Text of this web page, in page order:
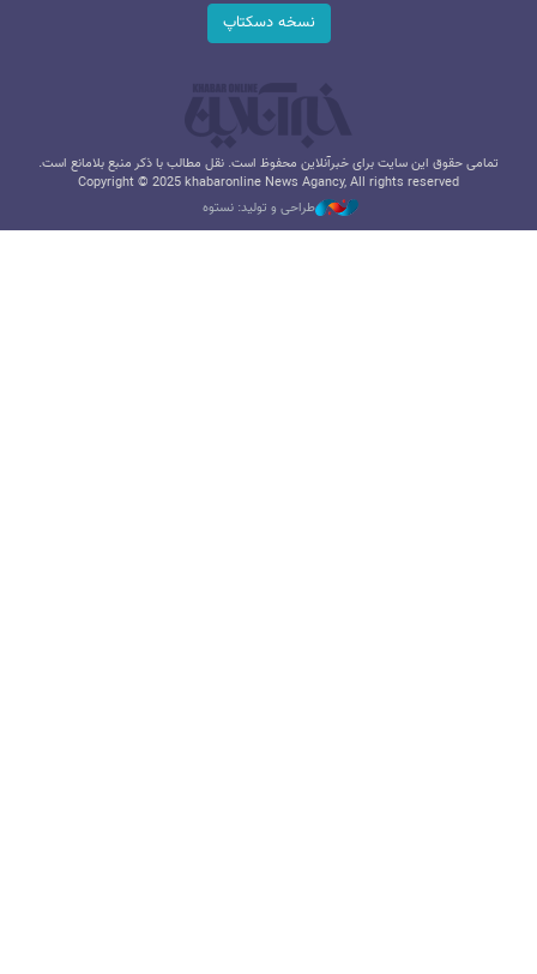
نسخه دسکتاپ
تمامی حقوق این سایت برای خبرآنلاین محفوظ است. نقل مطالب با ذکر منبع بلامانع است.
Copyright © 2025 khabaronline News Agancy, All rights reserved
طراحی و تولید: نستوه